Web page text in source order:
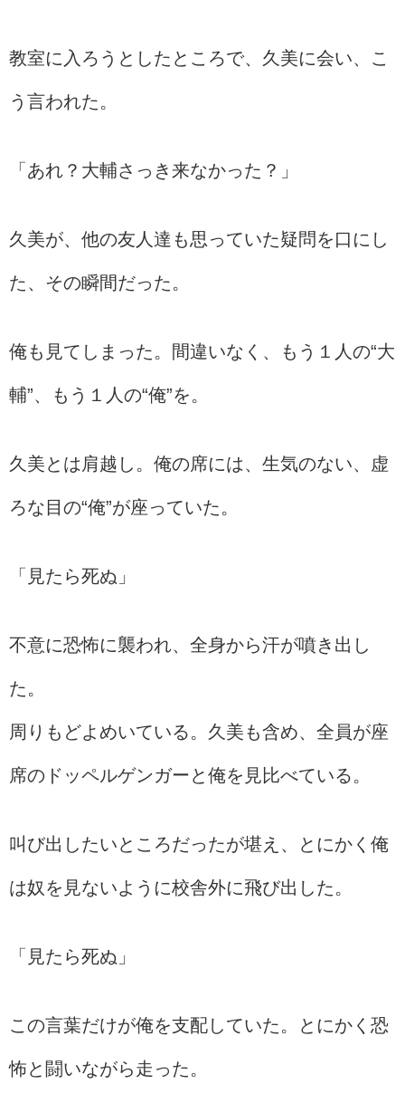
教室に入ろうとしたところで、久美に会い、こ
う言われた。
「あれ？大輔さっき来なかった？」
久美が、他の友人達も思っていた疑問を口にし
た、その瞬間だった。
俺も見てしまった。間違いなく、もう１人の“大
輔”、もう１人の“俺”を。
久美とは肩越し。俺の席には、生気のない、虚
ろな目の“俺”が座っていた。
「見たら死ぬ」
不意に恐怖に襲われ、全身から汗が噴き出し
た。
周りもどよめいている。久美も含め、全員が座
席のドッペルゲンガーと俺を見比べている。
叫び出したいところだったが堪え、とにかく俺
は奴を見ないように校舎外に飛び出した。
「見たら死ぬ」
この言葉だけが俺を支配していた。とにかく恐
怖と闘いながら走った。